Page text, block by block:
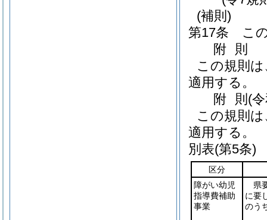
(補則)
第17条
こ
附 則
この規則
適用する。
附 則 (
この規則
適用する。
別表(第5条)
区分
障がい幼児
指導費補助
事業
県
に要
のう